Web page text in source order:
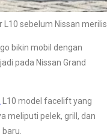
sebelum Nissan
bikin mobil dengan
pada Nissan Grand
L10 model facelift yang
meliputi pelek, grill, dan
baru.